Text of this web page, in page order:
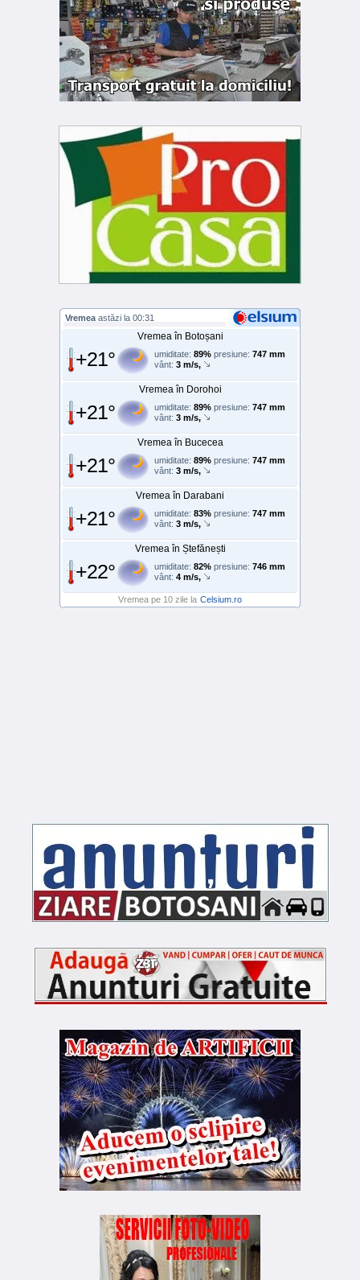
Vremea astăzi la 00:31
Vremea în Botoșani
+21° umiditate: 89% presiune: 747 mm
vânt: 3 m/s,
Vremea în Dorohoi
+21° umiditate: 89% presiune: 747 mm
vânt: 3 m/s,
Vremea în Bucecea
+21° umiditate: 89% presiune: 747 mm
vânt: 3 m/s,
Vremea în Darabani
+21° umiditate: 83% presiune: 747 mm
vânt: 3 m/s,
Vremea în Ștefănești
+22° umiditate: 82% presiune: 746 mm
vânt: 4 m/s,
Vremea pe 10 zile la Celsium.ro